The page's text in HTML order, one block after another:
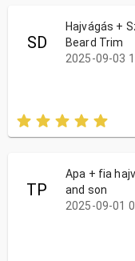
SD
Hajvágás +
Beard Trim
2025-09-03
TP
Apa + fia
and son
2025-09-01